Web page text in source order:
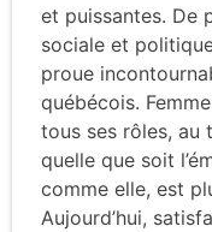
et puissantes. De
sociale et
proue
québécois.
tous ses rôles, au
quelle que soit
comme elle, est
Aujourd’hui,